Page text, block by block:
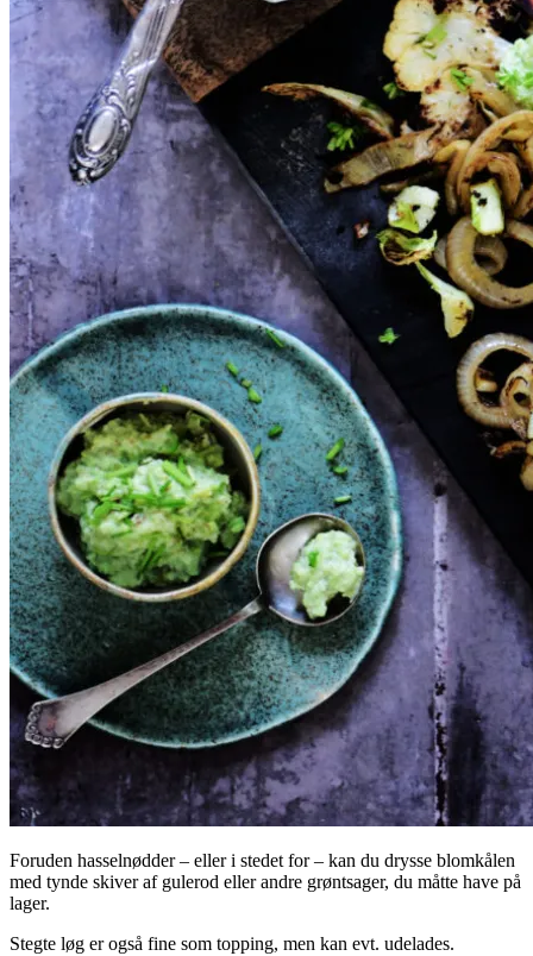
Foruden hasselnødder – eller i stedet for – kan du drysse blomkålen
med tynde skiver af gulerod eller andre grøntsager, du måtte have på
lager.
Stegte løg er også fine som topping, men kan evt. udelades.